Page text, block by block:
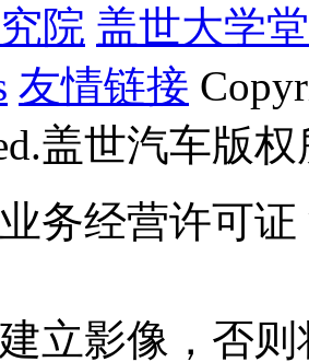
院 盖世大学堂
友情链接
盖世汽车版
务经营许可证
立影像，否